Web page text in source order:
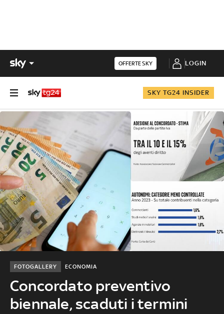
OFFERTE SKY LOGIN
SKY TG24 INSIDER
Concordato preventivo
biennale, scaduti i termini
ECONOMIA
FOTOGALLERY